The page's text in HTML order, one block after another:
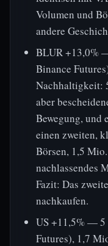
Volumen und
andere
BLUR +13,0%
Binance
Nachhaltigkeit:
aber
Bewegung, und
einen zweiten,
Börsen, 1,5
nachlassendes
Fazit: Das
nachkaufen.
US +11,5% — 5
Futures), 1,7